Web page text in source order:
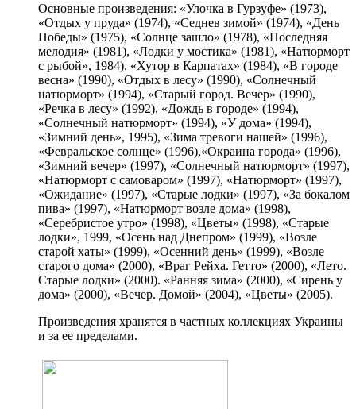
Основные произведения: «Улочка в Гурзуфе» (1973),
«Отдых у пруда» (1974), «Седнев зимой» (1974), «День
Победы» (1975), «Солнце зашло» (1978), «Последняя
мелодия» (1981), «Лодки у мостика» (1981), «Натюрморт
с рыбой», 1984), «Хутор в Карпатах» (1984), «В городе
весна» (1990), «Отдых в лесу» (1990), «Солнечный
натюрморт» (1994), «Старый город. Вечер» (1990),
«Речка в лесу» (1992), «Дождь в городе» (1994),
«Солнечный натюрморт» (1994), «У дома» (1994),
«Зимний день», 1995), «Зима тревоги нашей» (1996),
«Февральское солнце» (1996),«Окраина города» (1996),
«Зимний вечер» (1997), «Солнечный натюрморт» (1997),
«Натюрморт с самоваром» (1997), «Натюрморт» (1997),
«Ожидание» (1997), «Старые лодки» (1997), «За бокалом
пива» (1997), «Натюрморт возле дома» (1998),
«Серебристое утро» (1998), «Цветы» (1998), «Старые
лодки», 1999, «Осень над Днепром» (1999), «Возле
старой хаты» (1999), «Осенний день» (1999), «Возле
старого дома» (2000), «Враг Рейха. Гетто» (2000), «Лето.
Старые лодки» (2000). «Ранняя зима» (2000), «Сирень у
дома» (2000), «Вечер. Домой» (2004), «Цветы» (2005).
Произведения хранятся в частных коллекциях Украины
и за ее пределами.